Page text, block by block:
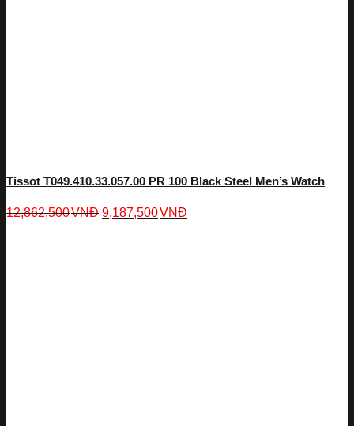
Tissot T049.410.33.057.00 PR 100 Black Steel Men’s Watch
12,862,500VNĐ 9,187,500VNĐ